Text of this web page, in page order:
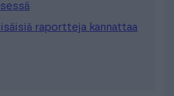
raportteja kannattaa